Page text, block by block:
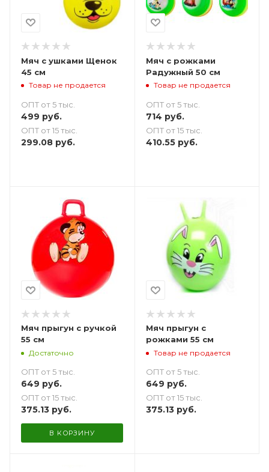
Мяч с ушками Щенок
45 см
Товар не продается
ОПТ от 5 тыс.
499 руб.
ОПТ от 15 тыс.
299.08 руб.
Мяч с рожками
Радужный 50 см
Товар не продается
ОПТ от 5 тыс.
714 руб.
ОПТ от 15 тыс.
410.55руб.
Мяч прыгун с ручкой
55 см
Достаточно
ОПТ от 5 тыс.
649 руб.
ОПТ от 15 тыс.
375.13 руб.
В КОРЗИНУ
Мяч прыгун с
рожками 55 см
Товар не продается
ОПТ от 5 тыс.
649 руб.
ОПТ от 15 тыс.
375.13руб.